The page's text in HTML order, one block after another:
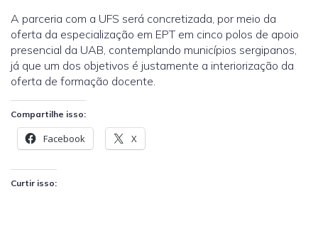
A parceria com a UFS será concretizada, por meio da
oferta da especialização em EPT em cinco polos de apoio
presencial da UAB, contemplando municípios sergipanos,
já que um dos objetivos é justamente a interiorização da
oferta de formação docente.
Compartilhe isso:
Facebook X
Curtir isso: